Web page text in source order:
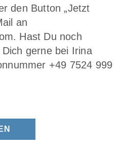
den Button „Jetzt
an
Hast Du noch
gerne bei Irina
+49 7524 999